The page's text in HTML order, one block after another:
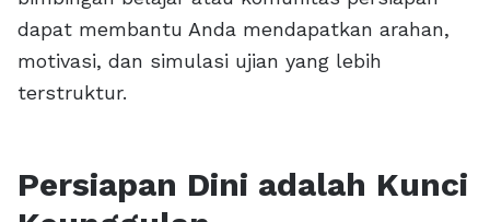
dapat membantu Anda mendapatkan arahan,
motivasi, dan simulasi ujian yang lebih
terstruktur.
Persiapan Dini adalah Kunci